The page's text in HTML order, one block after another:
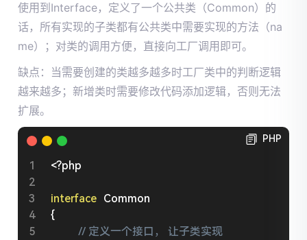
使用到Interface，定义了一个公共类（Common）的
话，所有实现的子类都有公共类中需要实现的方法（na
me）；对类的调用方便，直接向工厂调用即可。
缺点：当需要创建的类越多越多时工厂类中的判断逻辑
越来越多；新增类时需要修改代码添加逻辑，否则无法
扩展。
PHP
<?php
interface Common
{
// 定义一个接口， 让子类实现